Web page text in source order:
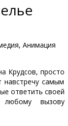
Анимация
Крудсов, просто
навстречу самым
ответить своей
любому вызову